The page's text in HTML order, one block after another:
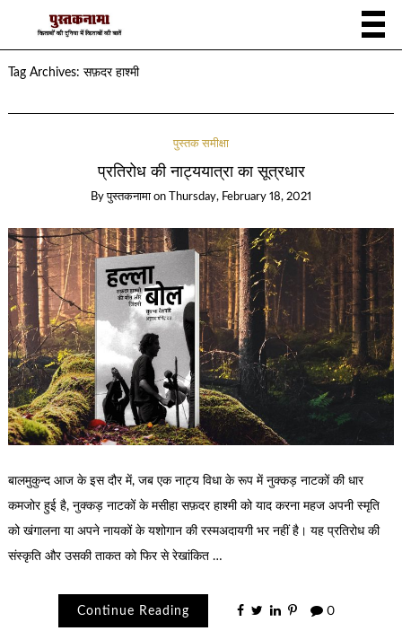
Tag Archives: सफ़दर हाश्मी
पुस्तक समीक्षा
प्रतिरोध की नाट्ययात्रा का सूत्रधार
Byपुस्तकनामा on Thursday, February 18, 2021
बालमुकुन्द आज के इस दौर में, जब एक नाट्य विधा के रूप में नुक्कड़ नाटकों की धार
कमजोर हुई है, नुक्कड़ नाटकों के मसीहा सफ़दर हाश्मी को याद करना महज अपनी स्मृति
को खंगालना या अपने नायकों के यशोगान की रस्मअदायगी भर नहीं है। यह प्रतिरोध की
संस्कृति और उसकी ताकत को फिर से रेखांकित …
Continue Reading 0